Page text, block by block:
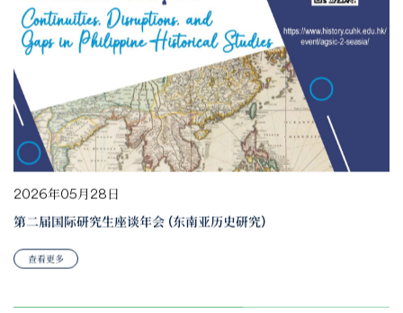
2026年05月28日
第二届国际研究生座谈年会 (东南亚历史研究)
查看更多